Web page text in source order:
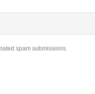
spam submissions.